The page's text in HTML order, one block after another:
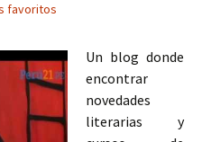
favoritos
Un blog donde
encontrar
novedades
literarias y